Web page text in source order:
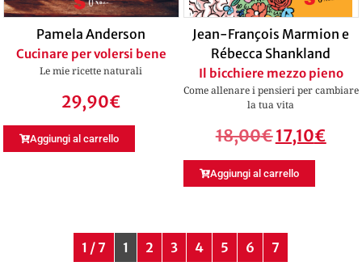
Pamela Anderson
Cucinare per volersi bene
Le mie ricette naturali
29,90€
Aggiungi al carrello
Jean-François Marmion e
Rébecca Shankland
Il bicchiere mezzo pieno
Come allenare i pensieri per cambiare
la tua vita
18,00€17,10€
Aggiungi al carrello
1 / 7 1 2 3 4 5 6 7